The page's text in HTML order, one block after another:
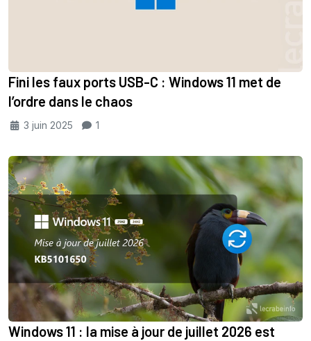
Fini les faux ports USB-C : Windows 11 met de
l’ordre dans le chaos
3 juin 2025 1
Windows 11 : la mise à jour de juillet 2026 est